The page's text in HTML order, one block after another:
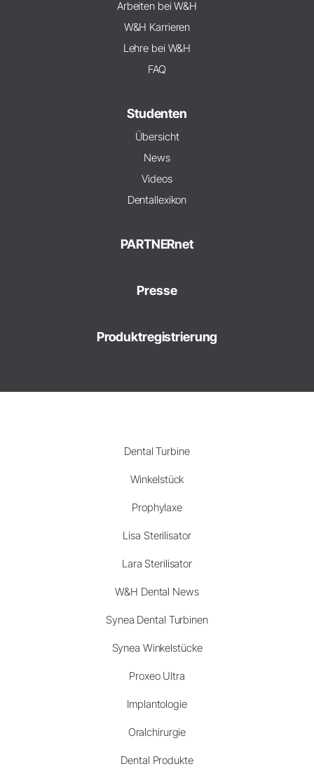
Arbeiten bei W&H
W&H Karrieren
Lehre bei W&H
FAQ
Studenten
Übersicht
News
Videos
Dentallexikon
PARTNERnet
Presse
Produktregistrierung
Dental Turbine
Winkelstück
Prophylaxe
Lisa Sterilisator
Lara Sterilisator
W&H Dental News
Synea Dental Turbinen
Synea Winkelstücke
Proxeo Ultra
Implantologie
Oralchirurgie
Dental Produkte